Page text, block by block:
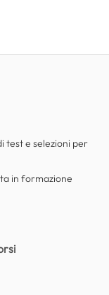
test e selezioni per
in formazione